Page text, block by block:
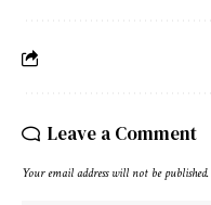
Leave a Comment
Your email address will not be published.